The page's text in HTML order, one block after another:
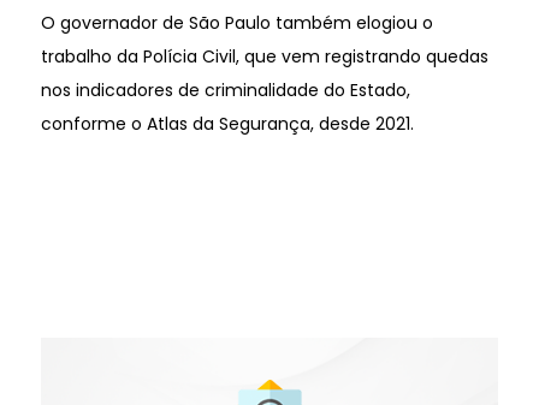
O governador de São Paulo também elogiou o
trabalho da Polícia Civil, que vem registrando quedas
nos indicadores de criminalidade do Estado,
conforme o Atlas da Segurança, desde 2021.